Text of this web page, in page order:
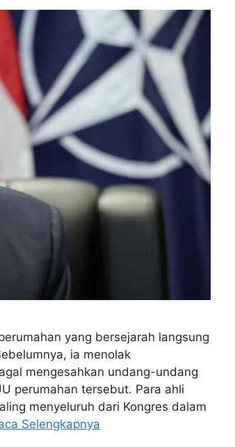
yang bersejarah langsung
ia menolak
mengesahkan undang-undang
perumahan tersebut. Para ahli
menyeluruh dari Kongres dalam
Selengkapnya